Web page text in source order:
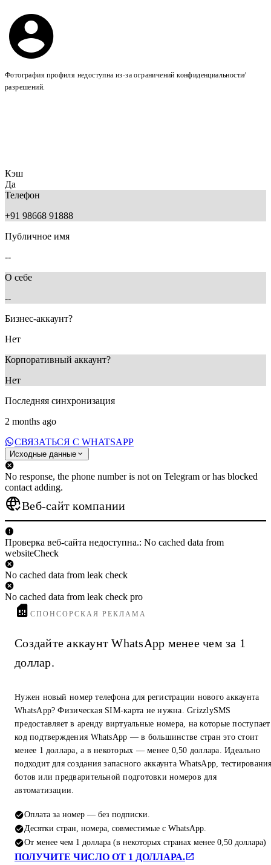
Фотография профиля недоступна из-за ограничений конфиденциальности/
разрешений.
Кэш
Да
Телефон
+91 98668 91888
Публичное имя
--
О себе
--
Бизнес-аккаунт?
Нет
Корпоративный аккаунт?
Нет
Последняя синхронизация
2 months ago
СВЯЗАТЬСЯ С WHATSAPP
Исходные данные
No response, the phone number is not on Telegram or has blocked
contact adding.
Веб-сайт компании
Проверка веб-сайта недоступна.: No cached data from
websiteCheck
No cached data from leak check
No cached data from leak check pro
СПОНСОРСКАЯ РЕКЛАМА
Создайте аккаунт WhatsApp менее чем за 1
доллар.
Нужен новый номер телефона для регистрации нового аккаунта
WhatsApp? Физическая SIM-карта не нужна. GrizzlySMS
предоставляет в аренду виртуальные номера, на которые поступает
код подтверждения WhatsApp — в большинстве стран это стоит
менее 1 доллара, а в некоторых — менее 0,50 доллара. Идеально
подходит для создания запасного аккаунта WhatsApp,
ботов или предварительной подготовки номеров для
автоматизации.
Оплата за номер — без подписки.
Десятки стран, номера, совместимые с WhatsApp.
От менее чем 1 доллара (в некоторых странах менее 0,50 доллара)
ПОЛУЧИТЕ ЧИСЛО ОТ 1 ДОЛЛАРА.